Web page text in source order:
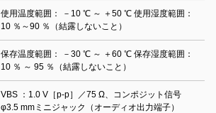
使用温度範囲： －10 ℃ ～ ＋50 ℃ 使用湿度範囲：
10 ％～90 ％（結露しないこと）
保存温度範囲： －30 ℃ ～ ＋60 ℃ 保存湿度範囲：
10 ％ ～ 95 ％（結露しないこと）
VBS ：1.0 V［p-p］／75 Ω、コンポジット信号
φ3.5 mmミニジャック（オーディオ出力端子）